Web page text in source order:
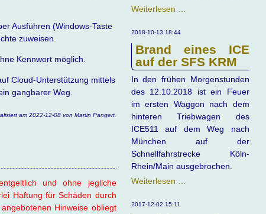
Ausführen (Windows-Taste
zuweisen.
Kennwort möglich.
Cloud-Unterstützung mittels
gangbarer Weg.
am 2022-12-08 von Martin Pangert.
und ohne jegliche
Haftung für Schäden durch
Hinweise obliegt
Weiterlesen …
2018-10-13 18:44
Brand eines ICE
auf der SFS KRM
In den frühen Morgenstunden
des 12.10.2018 ist ein Feuer
im ersten Waggon nach dem
hinteren Triebwagen des
ICE511 auf dem Weg nach
München auf der
Schnellfahrstrecke Köln-
Rhein/Main ausgebrochen.
Weiterlesen …
2017-12-02 15:11